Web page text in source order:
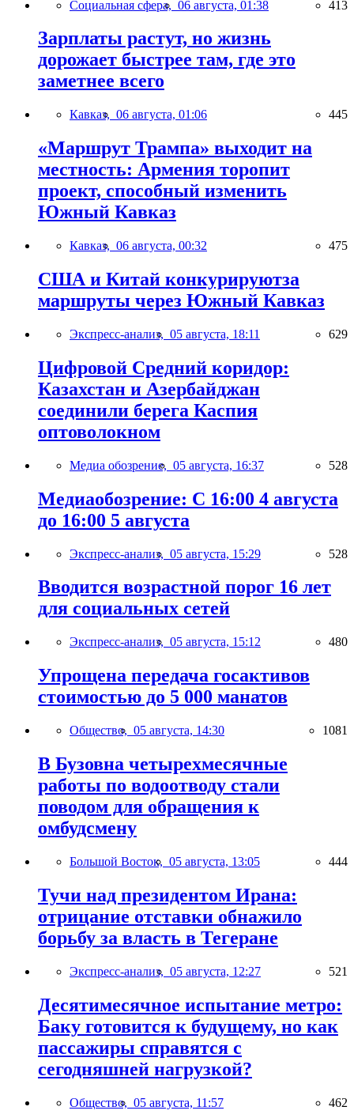
Социальная сфера, 06 августа, 01:38 413
Зарплаты растут, но жизнь
дорожает быстрее там, где это
заметнее всего
Кавказ, 06 августа, 01:06 445
«Маршрут Трампа» выходит на
местность: Армения торопит
проект, способный изменить
Южный Кавказ
Кавказ, 06 августа, 00:32 475
США и Китай конкурируютза
маршруты через Южный Кавказ
Экспресс-анализ, 05 августа, 18:11 629
Цифровой Средний коридор:
Казахстан и Азербайджан
соединили берега Каспия
оптоволокном
Медиа обозрение, 05 августа, 16:37 528
Медиаобозрение: С 16:00 4 августа
до 16:00 5 августа
Экспресс-анализ, 05 августа, 15:29 528
Вводится возрастной порог 16 лет
для социальных сетей
Экспресс-анализ, 05 августа, 15:12 480
Упрощена передача госактивов
стоимостью до 5 000 манатов
Общество, 05 августа, 14:30 1081
В Бузовна четырехмесячные
работы по водоотводу стали
поводом для обращения к
омбудсмену
Большой Восток, 05 августа, 13:05 444
Тучи над президентом Ирана:
отрицание отставки обнажило
борьбу за власть в Тегеране
Экспресс-анализ, 05 августа, 12:27 521
Десятимесячное испытание метро:
Баку готовится к будущему, но как
пассажиры справятся с
сегодняшней нагрузкой?
Общество, 05 августа, 11:57 462